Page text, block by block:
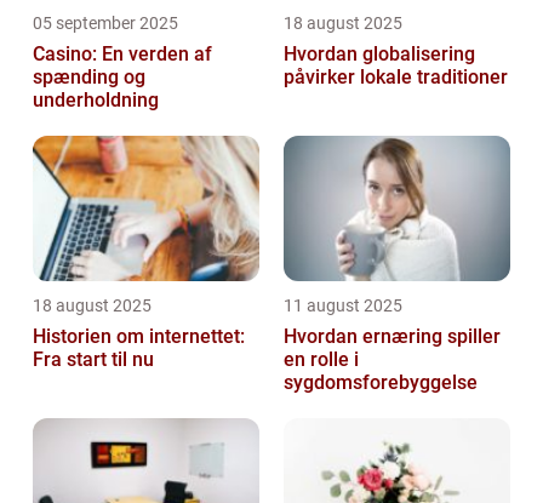
05 september 2025
Casino: En verden af
spænding og
underholdning
18 august 2025
Hvordan globalisering
påvirker lokale traditioner
18 august 2025
Historien om internettet:
Fra start til nu
11 august 2025
Hvordan ernæring spiller
en rolle i
sygdomsforebyggelse